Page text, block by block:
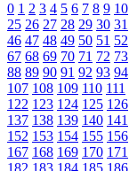
0 1 2 3 4 5 6 7 8 9 10
25 26 27 28 29 30 31
46 47 48 49 50 51 52
67 68 69 70 71 72 73
88 89 90 91 92 93 94
107 108 109 110 111
122 123 124 125 126
137 138 139 140 141
152 153 154 155 156
167 168 169 170 171